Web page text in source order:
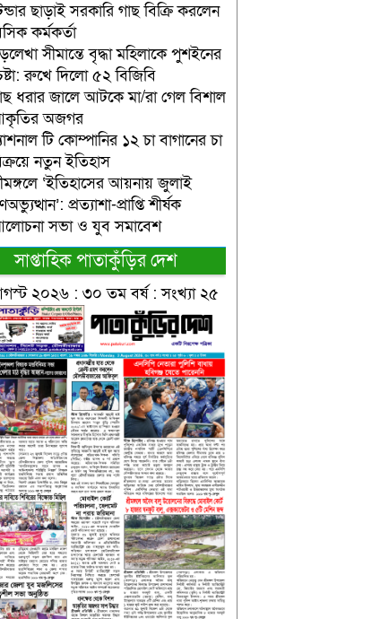
ছাড়াই সরকারি গাছ বিক্রি করলেন
কর্মকর্তা
সীমান্তে বৃদ্ধা মহিলাকে পুশইনের
রুখে দিলো ৫২ বিজিবি
ধরার জালে আটকে মা/রা গেল বিশাল
অজগর
টি কোম্পানির ১২ চা বাগানের চা
নতুন ইতিহাস
‘ইতিহাসের আয়নায় জুলাই
প্রত্যাশা-প্রাপ্তি শীর্ষক
সভা ও যুব সমাবেশ
সাপ্তাহিক পাতাকুঁড়ির দেশ
২০২৬ : ৩০ তম বর্ষ : সংখ্যা ২৫